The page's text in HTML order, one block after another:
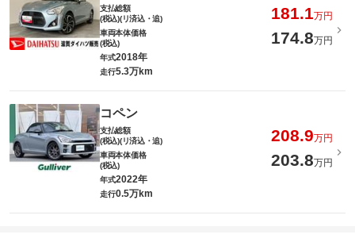
支払総額
(税込)(リ済込・追)
181.1万円
車両本体価格
(税込)
174.8万円
年式2018年
走行5.3万km
コペン
支払総額
(税込)(リ済込・追)
208.9万円
車両本体価格
(税込)
203.8万円
年式2022年
走行0.5万km